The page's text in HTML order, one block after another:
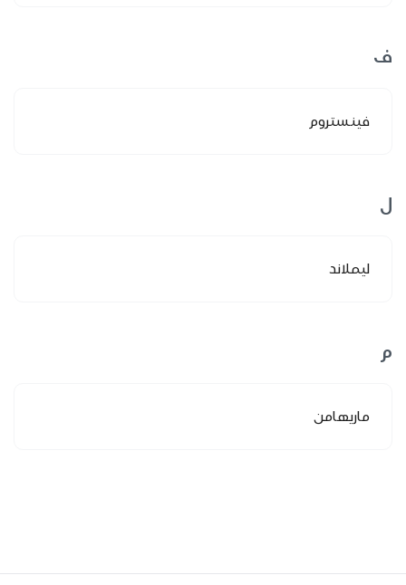
ف
فينستروم
ل
ليملاند
م
ماريهامن